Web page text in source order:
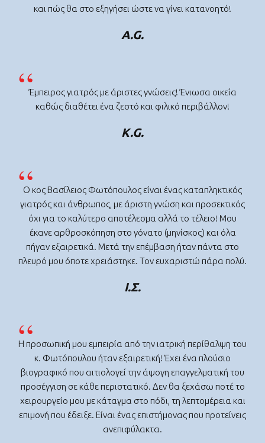
και πώς θα στο εξηγήσει ώστε να γίνει κατανοητό!
A.G.
Έμπειρος γιατρός με άριστες γνώσεις! Ένιωσα οικεία
καθώς διαθέτει ένα ζεστό και φιλικό περιβάλλον!
K.G.
Ο κος Βασίλειος Φωτόπουλος είναι ένας καταπληκτικός
γιατρός και άνθρωπος, με άριστη γνώση και προσεκτικός
όχι για το καλύτερο αποτέλεσμα αλλά το τέλειο! Μου
έκανε αρθροσκόπηση στο γόνατο (μηνίσκος) και όλα
πήγαν εξαιρετικά. Μετά την επέμβαση ήταν πάντα στο
πλευρό μου όποτε χρειάστηκε. Τον ευχαριστώ πάρα πολύ.
Ι.Σ.
Η προσωπική μου εμπειρία από την ιατρική περίθαλψη του
κ. Φωτόπουλου ήταν εξαιρετική! Έχει ένα πλούσιο
βιογραφικό που αιτιολογεί την άψογη επαγγελματική του
προσέγγιση σε κάθε περιστατικό. Δεν θα ξεχάσω ποτέ το
χειρουργείο μου με κάταγμα στο πόδι, τη λεπτομέρεια και
επιμονή που έδειξε. Είναι ένας επιστήμονας που προτείνεις
ανεπιφύλακτα.